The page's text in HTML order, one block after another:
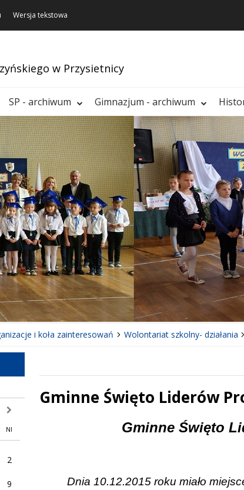
Wersja tekstowa
w Przysietnicy
SP - archiwum Gimnazjum - archiwum
i koła zainteresowań Wolontariat szkolny- działania
następny miesiąc
NI
2
9
Gminne Święto Liderów
Gminne Święto
Dnia 10.12.2015 roku miało